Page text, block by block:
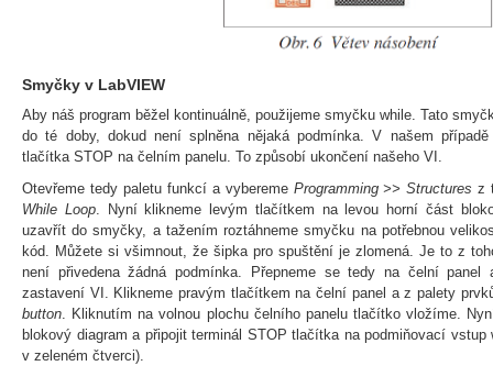
Smyčky v LabVIEW
Aby náš program běžel kontinuálně, použijeme smyčku while. Tato
do té doby, dokud není splněna nějaká podmínka. V našem
tlačítka STOP na čelním panelu. To způsobí ukončení našeho VI.
Otevřeme tedy paletu funkcí a vybereme Programming >> Structuresz
While Loop. Nyní klikneme levým tlačítkem na levou horní část
uzavřít do smyčky, a tažením roztáhneme smyčku na potřebnou
kód. Můžete si všimnout, že šipka pro spuštění je zlomená. Je to z
není přivedena žádná podmínka. Přepneme se tedy na čelní
zastavení VI. Klikneme pravým tlačítkem na čelní panel a z palety
button . Kliknutím na volnou plochu čelního panelu tlačítko vložíme.
blokový diagram a připojit terminál STOP tlačítka na podmiňovací
v zeleném čtverci).